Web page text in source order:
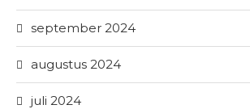
september 2024
augustus 2024
juli 2024